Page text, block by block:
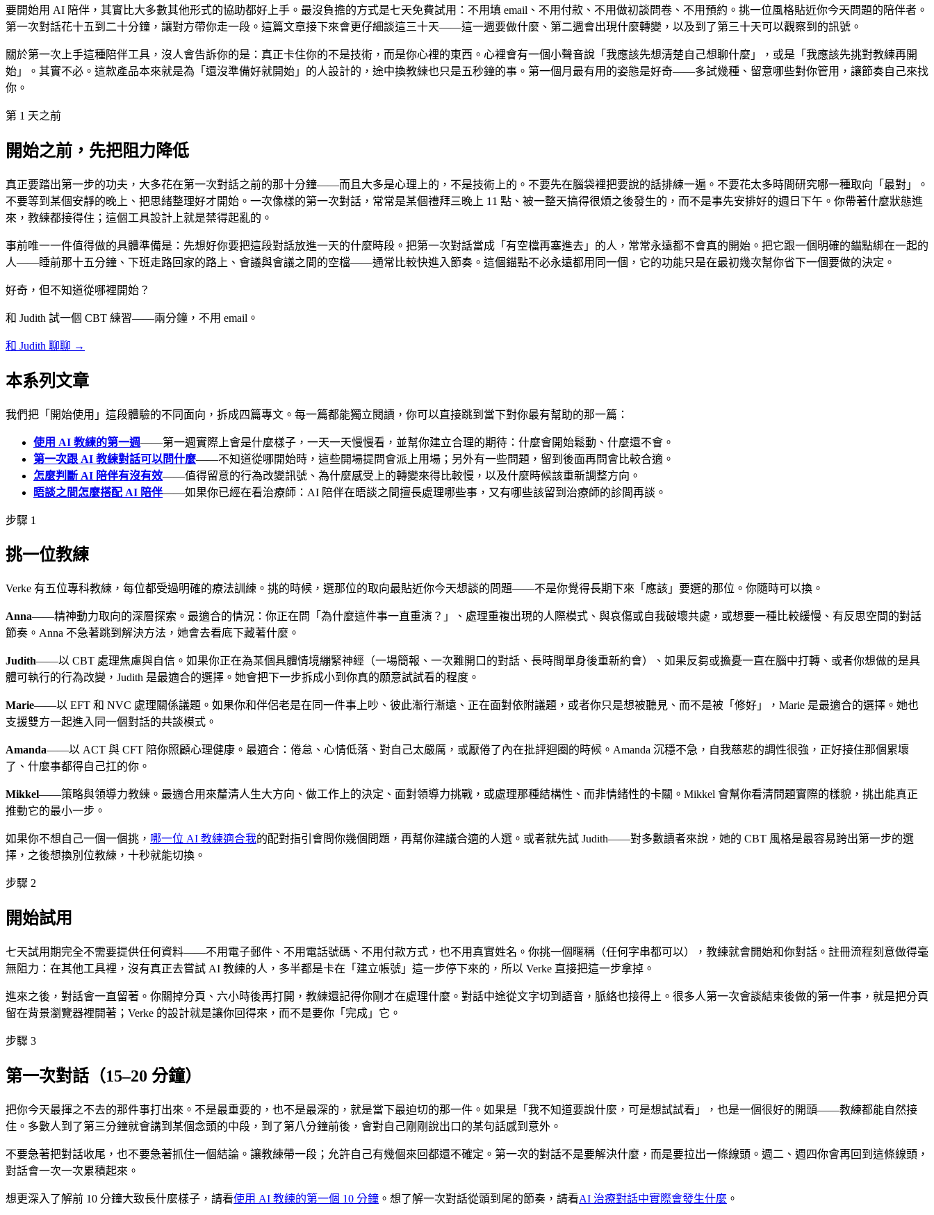
要開始用 AI 陪伴，其實比大多數其他形式的協助都好上手。最沒負擔的方式是七天免費試用：不用填 email、不用付款、不用做初談問卷、不用預約。挑一位風格貼近你今天問題的陪伴者。
第一次對話花十五到二十分鐘，讓對方帶你走一段。這篇文章接下來會更仔細談這三十天——這一週要做什麼、第二週會出現什麼轉變，以及到了第三十天可以觀察到的訊號。
關於第一次上手這種陪伴工具，沒人會告訴你的是：真正卡住你的不是技術，而是你心裡的東西。心裡會有一個小聲音說「我應該先想清楚自己想聊什麼」，或是「我應該先挑對教練再開
始」。其實不必。這款產品本來就是為「還沒準備好就開始」的人設計的，途中換教練也只是五秒鐘的事。第一個月最有用的姿態是好奇——多試幾種、留意哪些對你管用，讓節奏自己來找
你。
第 1 天之前
開始之前，先把阻力降低
真正要踏出第一步的功夫，大多花在第一次對話之前的那十分鐘——而且大多是心理上的，不是技術上的。不要先在腦袋裡把要說的話排練一遍。不要花太多時間研究哪一種取向「最對」。
不要等到某個安靜的晚上、把思緒整理好才開始。一次像樣的第一次對話，常常是某個禮拜三晚上 11 點、被一整天搞得很煩之後發生的，而不是事先安排好的週日下午。你帶著什麼狀態進
來，教練都接得住；這個工具設計上就是禁得起亂的。
事前唯一一件值得做的具體準備是：先想好你要把這段對話放進一天的什麼時段。把第一次對話當成「有空檔再塞進去」的人，常常永遠都不會真的開始。把它跟一個明確的錨點綁在一起的
人——睡前那十五分鐘、下班走路回家的路上、會議與會議之間的空檔——通常比較快進入節奏。這個錨點不必永遠都用同一個，它的功能只是在最初幾次幫你省下一個要做的決定。
好奇，但不知道從哪裡開始？
和 Judith 試一個 CBT 練習——兩分鐘，不用 email。
和 Judith 聊聊 →
本系列文章
我們把「開始使用」這段體驗的不同面向，拆成四篇專文。每一篇都能獨立閱讀，你可以直接跳到當下對你最有幫助的那一篇：
使用 AI 教練的第一週——第一週實際上會是什麼樣子，一天一天慢慢看，並幫你建立合理的期待：什麼會開始鬆動、什麼還不會。
第一次跟 AI 教練對話可以問什麼——不知道從哪開始時，這些開場提問會派上用場；另外有一些問題，留到後面再問會比較合適。
怎麼判斷 AI 陪伴有沒有效——值得留意的行為改變訊號、為什麼感受上的轉變來得比較慢，以及什麼時候該重新調整方向。
晤談之間怎麼搭配 AI 陪伴——如果你已經在看治療師：AI 陪伴在晤談之間擅長處理哪些事，又有哪些該留到治療師的診間再談。
步驟 1
挑一位教練
Verke 有五位專科教練，每位都受過明確的療法訓練。挑的時候，選那位的取向最貼近你今天想談的問題——不是你覺得長期下來「應該」要選的那位。你隨時可以換。
Anna——精神動力取向的深層探索。最適合的情況：你正在問「為什麼這件事一直重演？」、處理重複出現的人際模式、與哀傷或自我破壞共處，或想要一種比較緩慢、有反思空間的對話
節奏。Anna 不急著跳到解決方法，她會去看底下藏著什麼。
Judith——以 CBT 處理焦慮與自信。如果你正在為某個具體情境繃緊神經（一場簡報、一次難開口的對話、長時間單身後重新約會）、如果反芻或擔憂一直在腦中打轉、或者你想做的是具
體可執行的行為改變，Judith 是最適合的選擇。她會把下一步拆成小到你真的願意試試看的程度。
Marie——以 EFT 和 NVC 處理關係議題。如果你和伴侶老是在同一件事上吵、彼此漸行漸遠、正在面對依附議題，或者你只是想被聽見、而不是被「修好」，Marie 是最適合的選擇。她也
支援雙方一起進入同一個對話的共談模式。
Amanda——以 ACT 與 CFT 陪你照顧心理健康。最適合：倦怠、心情低落、對自己太嚴厲，或厭倦了內在批評迴圈的時候。Amanda 沉穩不急，自我慈悲的調性很強，正好接住那個累壞
了、什麼事都得自己扛的你。
Mikkel——策略與領導力教練。最適合用來釐清人生大方向、做工作上的決定、面對領導力挑戰，或處理那種結構性、而非情緒性的卡關。Mikkel 會幫你看清問題實際的樣貌，挑出能真正
推動它的最小一步。
如果你不想自己一個一個挑， 哪一位 AI 教練適合我的配對指引會問你幾個問題，再幫你建議合適的人選。或者就先試 Judith——對多數讀者來說，她的 CBT 風格是最容易跨出第一步的選
擇，之後想換別位教練，十秒就能切換。
步驟 2
開始試用
七天試用期完全不需要提供任何資料——不用電子郵件、不用電話號碼、不用付款方式，也不用真實姓名。你挑一個暱稱（任何字串都可以），教練就會開始和你對話。註冊流程刻意做得毫
無阻力：在其他工具裡，沒有真正去嘗試 AI 教練的人，多半都是卡在「建立帳號」這一步停下來的，所以 Verke 直接把這一步拿掉。
進來之後，對話會一直留著。你關掉分頁、六小時後再打開，教練還記得你剛才在處理什麼。對話中途從文字切到語音，脈絡也接得上。很多人第一次會談結束後做的第一件事，就是把分頁
留在背景瀏覽器裡開著；Verke 的設計就是讓你回得來，而不是要你「完成」它。
步驟 3
第一次對話（15–20 分鐘）
把你今天最揮之不去的那件事打出來。不是最重要的，也不是最深的，就是當下最迫切的那一件。如果是「我不知道要說什麼，可是想試試看」，也是一個很好的開頭——教練都能自然接
住。多數人到了第三分鐘就會講到某個念頭的中段，到了第八分鐘前後，會對自己剛剛說出口的某句話感到意外。
不要急著把對話收尾，也不要急著抓住一個結論。讓教練帶一段；允許自己有幾個來回都還不確定。第一次的對話不是要解決什麼，而是要拉出一條線頭。週二、週四你會再回到這條線頭，
對話會一次一次累積起來。
想更深入了解前 10 分鐘大致長什麼樣子，請看使用 AI 教練的第一個 10 分鐘 。想了解一次對話從頭到尾的節奏，請看AI 治療對話中實際會發生什麼 。